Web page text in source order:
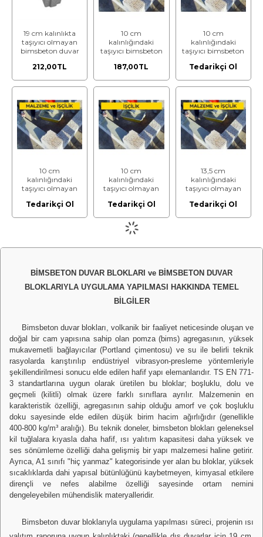
19 cm kalınlıkta
taşıyıcı olmayan
bimsbeton duvar
212,00TL
10 cm
kalınlığındaki
taşıyıcı bimsbeton
duvar yapılması
ile) (min. 5 N/mm²
kg/m³) (Malzeme
Dahil)
187,00TL
10 cm
kalınlığındaki
taşıyıcı bimsbeton
duvar yapılması
ile) (min. 5 N/mm²
kg/m³) (Malzeme
Hariç) (İşçilik)
Tedarikçi Ol
10 cm
kalınlığındaki
taşıyıcı olmayan
blokları ile duvar
900 kg/m³, 900
(Malzeme Dahil)
Tedarikçi Ol
10 cm
kalınlığındaki
taşıyıcı olmayan
blokları ile duvar
(bimsbeton tutkalı
ile) (min. 1,50
900 kg/m³, 900
(İşçilik)
Tedarikçi Ol
13,5 cm
kalınlığındaki
taşıyıcı olmayan
blokları ile duvar
900 kg/m³, 900
Tedarikçi Ol
BİMSBETON DUVAR BLOKLARI ve BİMSBETON DUVAR
BLOKLARIYLA UYGULAMA YAPILMASI HAKKINDA TEMEL
BİLGİLER
Bimsbeton duvar blokları, volkanik bir faaliyet neticesinde oluşan ve
doğal bir cam yapısına sahip olan pomza (bims) agregasının, yüksek
mukavemetli bağlayıcılar (Portland çimentosu) ve su ile belirli teknik
rasyolarda karıştırılıp endüstriyel vibrasyon-presleme yöntemleriyle
şekillendirilmesi sonucu elde edilen hafif yapı elemanlarıdır. TS EN 771-
3 standartlarına uygun olarak üretilen bu bloklar; boşluklu, dolu ve
geçmeli (kilitli) olmak üzere farklı sınıflara ayrılır. Malzemenin en
karakteristik özelliği, agregasının sahip olduğu amorf ve çok boşluklu
doku sayesinde elde edilen düşük birim hacim ağırlığıdır (genellikle
400-800 kg/m³ aralığı). Bu teknik doneler, bimsbeton blokları geleneksel
kil tuğlalara kıyasla daha hafif, ısı yalıtım kapasitesi daha yüksek ve
ses sönümleme özelliği daha gelişmiş bir yapı malzemesi haline getirir.
Ayrıca, A1 sınıfı "hiç yanmaz" kategorisinde yer alan bu bloklar, yüksek
sıcaklıklarda dahi yapısal bütünlüğünü kaybetmeyen, kimyasal etkilere
dirençli ve nefes alabilme özelliği sayesinde ortam nemini
dengeleyebilen mühendislik materyalleridir.
Bimsbeton duvar bloklarıyla uygulama yapılması süreci, projenin ısı